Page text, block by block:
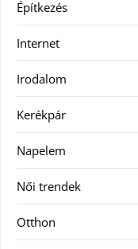
Építkezés
Internet
Irodalom
Kerékpár
Napelem
Női trendek
Otthon